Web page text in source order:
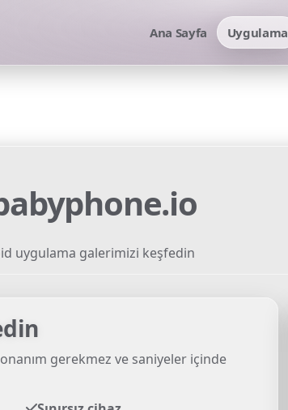
Ana Sayfa Uygulama
uygulama galerimizi keşfedin
gerekmez ve saniyeler içinde